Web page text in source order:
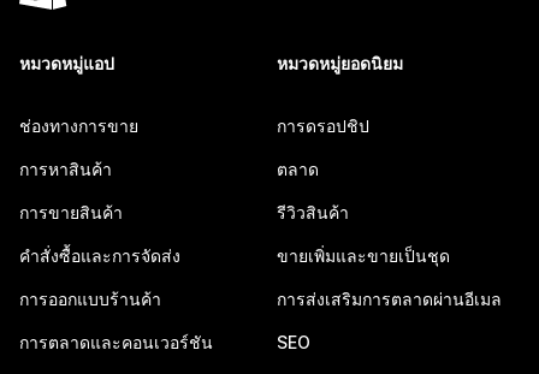
หมวดหมู่แอป
ช่องทางการขาย
การหาสินค้า
การขายสินค้า
คำสั่งซื้อและการจัดส่ง
การออกแบบร้านค้า
การตลาดและคอนเวอร์ชัน
หมวดหมู่ยอดนิยม
การดรอปชิป
ตลาด
รีวิวสินค้า
ขายเพิ่มและขายเป็นชุด
การส่งเสริมการตลาดผ่านอีเมล
SEO